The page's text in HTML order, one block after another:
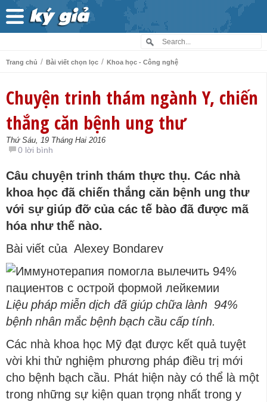
Trang chủ / Bài viết chọn lọc / Khoa học - Công nghệ
Chuyện trinh thám ngành Y, chiến
thắng căn bệnh ung thư
Thứ Sáu, 19 Tháng Hai 2016
0 lời bình
Câu chuyện trinh thám thực thụ. Các nhà
khoa học đã chiến thắng căn bệnh ung thư
với sự giúp đỡ của các tế bào đã được mã
hóa như thế nào.
Bài viết của Alexey Bondarev
Liệu pháp miễn dịch đã giúp chữa lành 94%
bệnh nhân mắc bệnh bạch cầu cấp tính.
Các nhà khoa học Mỹ đạt được kết quả tuyệt
vời khi thử nghiệm phương pháp điều trị mới
cho bệnh bạch cầu. Phát hiện này có thể là một
trong những sự kiện quan trọng nhất trong y